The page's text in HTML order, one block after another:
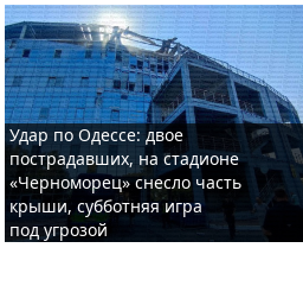
Удар по Одессе: двое
пострадавших, на стадионе
«Черноморец» снесло часть
крыши, субботняя игра
под угрозой